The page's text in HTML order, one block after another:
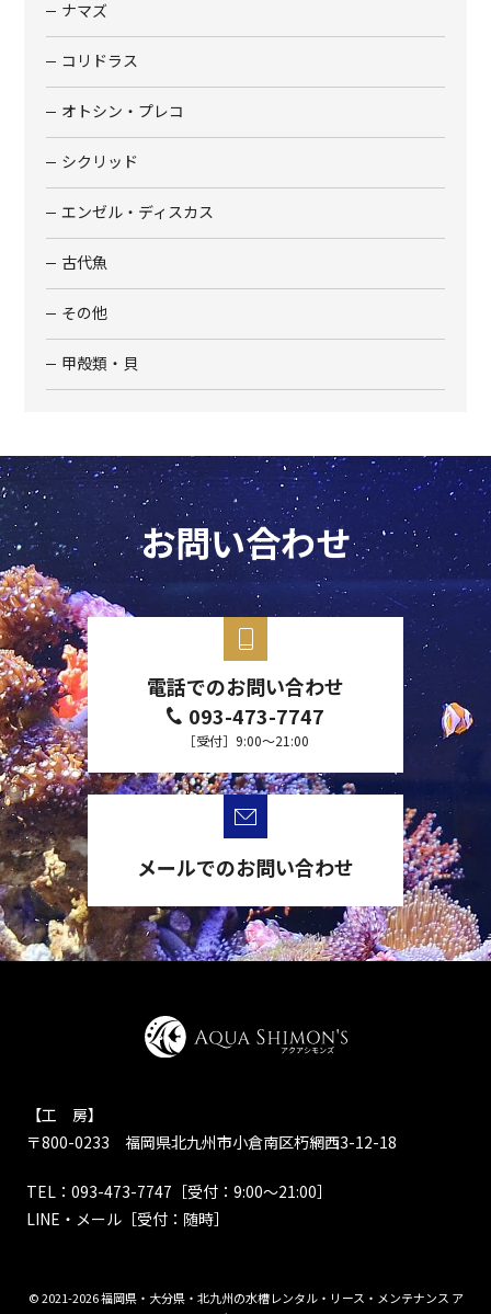
ナマズ
コリドラス
オトシン・プレコ
シクリッド
エンゼル・ディスカス
古代魚
その他
甲殻類・貝
お問い合わせ
電話でのお問い合わせ
093-473-7747
［受付］9:00～21:00
メールでのお問い合わせ
【工 房】
〒800-0233 福岡県北九州市小倉南区朽網西3-12-18
TEL： 093-473-7747 ［受付：9:00～21:00］
LINE・メール ［受付：随時］
© 2021-2026 福岡県・大分県・北九州の水槽レンタル・リース・メンテナンス ア